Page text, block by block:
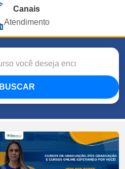
Canais
Atendimento
BUSCAR